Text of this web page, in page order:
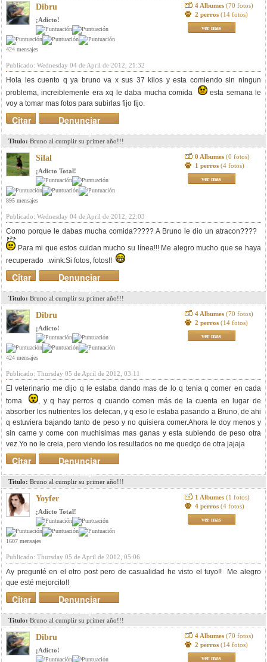
Dibru
¡Adicto!
424 mensajes
4 Albumes (70 fotos)
2 perros (14 fotos)
ver mas
Publicado: Wednesday 04 de April de 2012, 21:32
Hola les cuento q ya bruno va x sus 37 kilos y esta comiendo sin ningun
problema, increiblemente era xq le daba mucha comida
esta semana le
voy a tomar mas fotos para subirlas fijo fijo.
Denunciar
mensaje
Citar
Titulo: Bruno al cumplir su primer año!!!
Silal
¡Adicto Total!
895 mensajes
0 Albumes (0 fotos)
1 perros (4 fotos)
ver mas
Publicado: Wednesday 04 de April de 2012, 22:03
Como porque le dabas mucha comida????? A Bruno le dio un atracon????
Para mi que estos cuidan mucho su línea!!! Me alegro mucho que se haya
recuperado :wink:Si fotos, fotos!!
Denunciar
mensaje
Citar
Titulo: Bruno al cumplir su primer año!!!
Dibru
¡Adicto!
424 mensajes
4 Albumes (70 fotos)
2 perros (14 fotos)
ver mas
Publicado: Thursday 05 de April de 2012, 03:11
El veterinario me dijo q le estaba dando mas de lo q tenia q comer en cada
toma
, y q hay perros q cuando comen más de la cuenta en lugar de
absorber los nutrientes los defecan, y q eso le estaba pasando a Bruno, de ahi
q estuviera bajando tanto de peso y no quisiera comer.Ahora le doy menos y
sin carne y come con muchisimas mas ganas y esta subiendo de peso otra
vez.Yo no le creia, pero viendo los resultados no me quedço de otra jajaja
Denunciar
mensaje
Citar
Titulo: Bruno al cumplir su primer año!!!
Yoyfer
¡Adicto Total!
1607 mensajes
1 Albumes (1 fotos)
4 perros (4 fotos)
ver mas
Publicado: Thursday 05 de April de 2012, 05:06
Ay pregunté en el otro post pero de casualidad he visto el tuyo!! Me alegro
que esté mejorcito!!
Denunciar
mensaje
Citar
Titulo: Bruno al cumplir su primer año!!!
Dibru
¡Adicto!
4 Albumes (70 fotos)
2 perros (14 fotos)
ver mas